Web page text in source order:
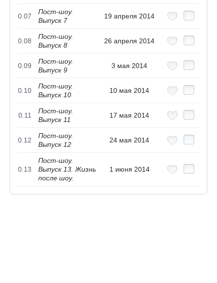
0.07
Пост-шоу.
Выпуск 7
19 апреля 2014
0.08
Пост-шоу.
Выпуск 8
26 апреля 2014
0.09
Пост-шоу.
Выпуск 9
3 мая 2014
0.10
Пост-шоу.
Выпуск 10
10 мая 2014
0.11
Пост-шоу.
Выпуск 11
17 мая 2014
0.12
Пост-шоу.
Выпуск 12
24 мая 2014
0.13
Пост-шоу.
Выпуск 13. Жизнь
после шоу.
1 июня 2014